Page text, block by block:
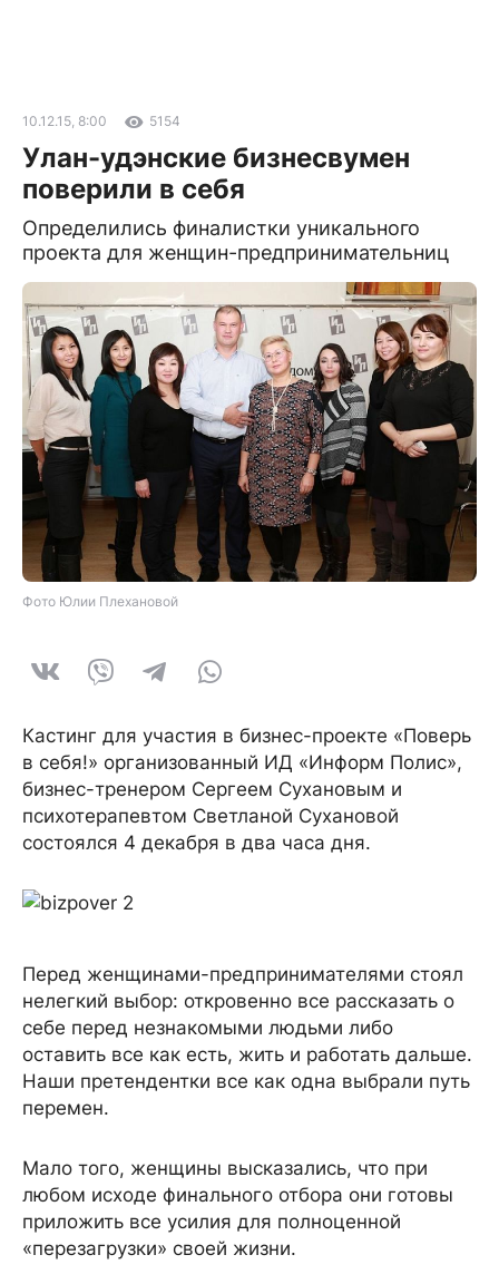
10.12.15, 8:00 5154
Улан-удэнские бизнесвумен
поверили в себя
Определились финалистки уникального
проекта для женщин-предпринимательниц
Фото Юлии Плехановой
Кастинг для участия в бизнес-проекте «Поверь
в себя!» организованный ИД «Информ Полис»,
бизнес-тренером Сергеем Сухановым и
психотерапевтом Светланой Сухановой
состоялся 4 декабря в два часа дня.
Перед женщинами-предпринимателями стоял
нелегкий выбор: откровенно все рассказать о
себе перед незнакомыми людьми либо
оставить все как есть, жить и работать дальше.
Наши претендентки все как одна выбрали путь
перемен.
Мало того, женщины высказались, что при
любом исходе финального отбора они готовы
приложить все усилия для полноценной
«перезагрузки» своей жизни.